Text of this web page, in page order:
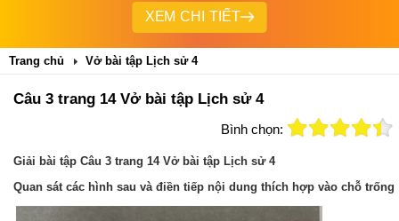
XEM CHI TIẾT
Trang chủ Vở bài tập Lịch sử 4
Câu 3 trang 14 Vở bài tập Lịch sử 4
Bình chọn:
Giải bài tập Câu 3 trang 14 Vở bài tập Lịch sử 4
Quan sát các hình sau và điền tiếp nội dung thích hợp vào chỗ trống